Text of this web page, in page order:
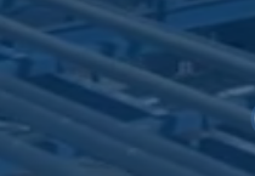
Производные нефти вокруг нас